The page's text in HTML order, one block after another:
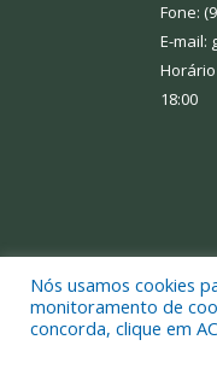
Fone:
E-mail:
Horário
18:00
Nós usamos cookies
monitoramento de
concorda, clique em